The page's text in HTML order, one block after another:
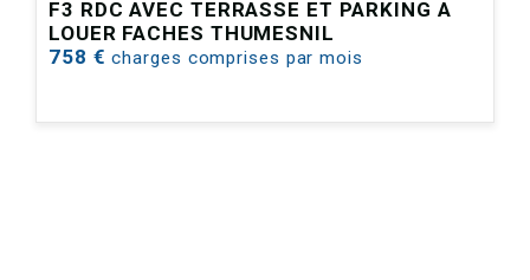
F3 RDC AVEC TERRASSE ET PARKING A
LOUER FACHES THUMESNIL
758 €charges comprises par mois